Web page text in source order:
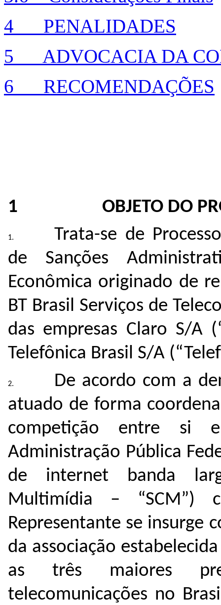
4 PENALIDADES
5 ADVOCACIA DA
6 RECOMENDAÇÕES
1 OBJETO DO
Trata-se de
de Sanções
Econômica originado de
BT Brasil Serviços de
das empresas Claro S/A
Telefônica Brasil S/A
De acordo com a
atuado de forma
competição entre si
Administração Pública
de internet banda
Multimídia – “SCM”)
Representante se insurge
da associação
as três maiores
telecomunicações no